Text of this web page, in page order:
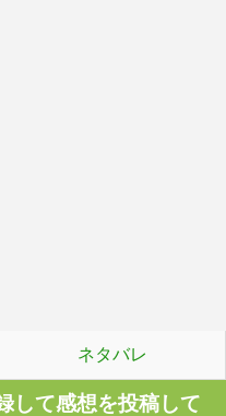
ネタバレ
して感想を投稿して